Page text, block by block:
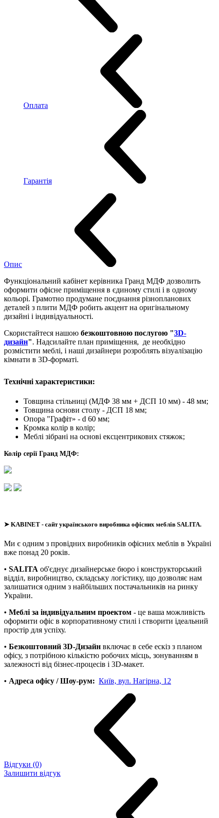
Оплата
Гарантія
Опис
Функціональний кабінет керівника Гранд МДФ дозволить
оформити офісне приміщення в єдиному стилі і в одному
кольорі. Грамотно продумане поєднання різнопланових
деталей з плити МДФ робить акцент на оригінальному
дизайні і індивідуальності.
Скористайтеся нашою безкоштовною послугою "3D-
дизайн". Надсилайте план приміщення, де необхідно
розмістити меблі, і наші дизайнери розроблять візуалізацію
кімнати в 3D-форматі.
Технічні характеристики:
Товщина стільниці (МДФ 38 мм + ДСП 10 мм) - 48 мм;
Товщина основи столу - ДСП 18 мм;
Опора "Графіт» - d 60 мм;
Кромка колір в колір;
Меблі зібрані на основі ексцентрикових стяжок;
Колір серії Гранд МДФ:
➤ KABINET - сайт українського виробника офісних меблів SALITA.
Ми є одним з провідних виробників офісних меблів в Україні
вже понад 20 років.
• SALITA об'єднує дизайнерське бюро і конструкторський
відділ, виробництво, складську логістику, що дозволяє нам
залишатися одним з найбільших постачальників на ринку
України.
• Меблі за індивідуальним проектом - це ваша можливість
оформити офіс в корпоративному стилі і створити ідеальний
простір для успіху.
• Безкоштовний 3D-Дизайн включає в себе ескіз з планом
офісу, з потрібною кількістю робочих місць, зонуванням в
залежності від бізнес-процесів і 3D-макет.
• Адреса офісу / Шоу-рум: Київ, вул. Нагірна, 12
Відгуки (0)
Залишити відгук